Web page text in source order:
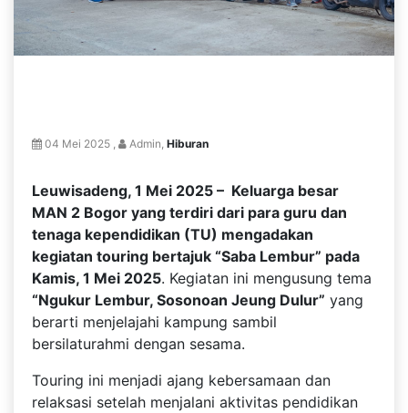
04 Mei 2025 , Admin, Hiburan
Leuwisadeng, 1 Mei 2025 – Keluarga besar
MAN 2 Bogor yang terdiri dari para guru dan
tenaga kependidikan (TU) mengadakan
kegiatan touring bertajuk “Saba Lembur” pada
Kamis, 1 Mei 2025. Kegiatan ini mengusung tema
“Ngukur Lembur, Sosonoan Jeung Dulur” yang
berarti menjelajahi kampung sambil
bersilaturahmi dengan sesama.
Touring ini menjadi ajang kebersamaan dan
relaksasi setelah menjalani aktivitas pendidikan